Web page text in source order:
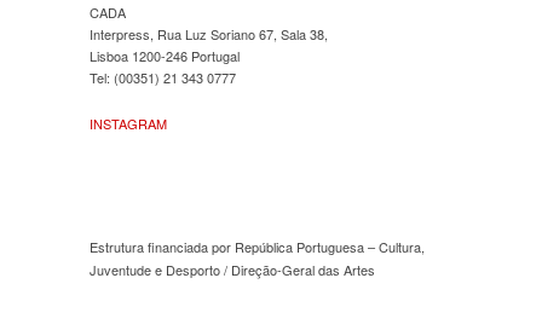
CADA
Interpress, Rua Luz Soriano 67, Sala 38,
Lisboa 1200-246 Portugal
Tel: (00351) 21 343 0777
INSTAGRAM
Estrutura financiada por República Portuguesa – Cultura,
Juventude e Desporto / Direção-Geral das Artes